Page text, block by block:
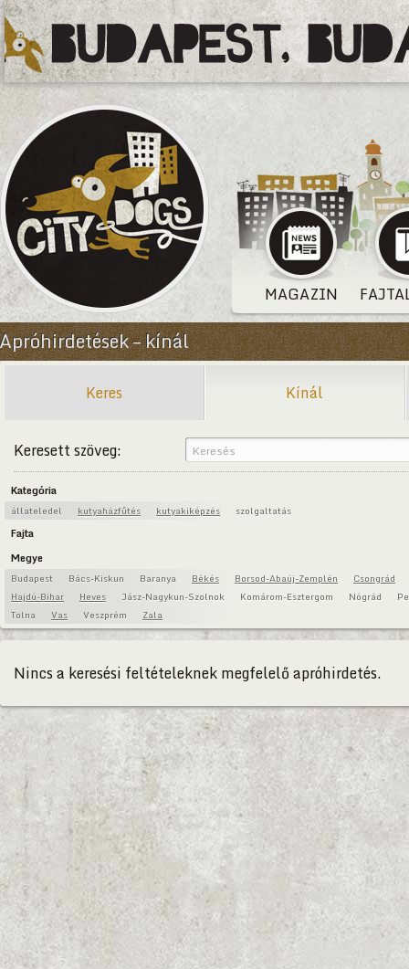
MAGAZIN
Apróhirdetések – kínál
Keres Kínál
Keresett szöveg:
Kategória
állateledel kutyaházfűtés kutyakiképzés szolgaltatás
Fajta
Megye
Budapest Bács-Kiskun Baranya Békés Borsod-Abaúj-Zemplén
Csongrád
Hajdú-Bihar
Heves Jász-Nagykun-Szolnok Komárom-Esztergom Nógrád
Tolna
Vas Veszprém Zala
Nincs a keresési feltételeknek megfelelő apróhirdetés.